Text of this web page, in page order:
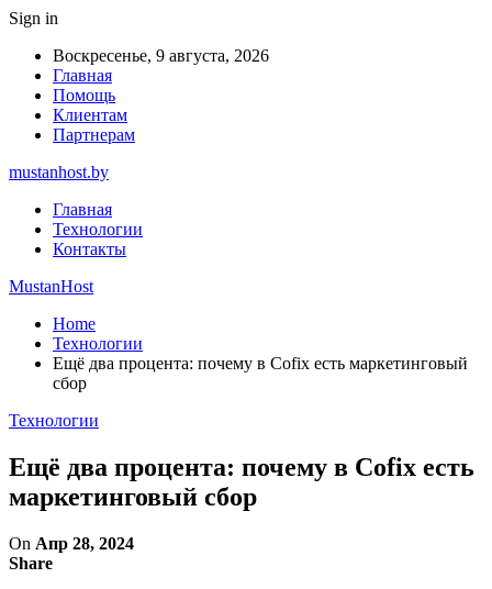
Sign in
Воскресенье, 9 августа, 2026
Главная
Помощь
Клиентам
Партнерам
mustanhost.by
Главная
Технологии
Контакты
MustanHost
Home
Технологии
Ещё два процента: почему в Cofix есть маркетинговый
сбор
Технологии
Ещё два процента: почему в Cofix есть
маркетинговый сбор
On Апр 28, 2024
Share